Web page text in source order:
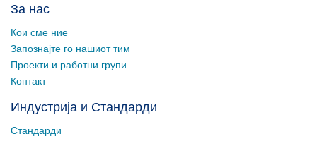
За нас
Кои сме ние
Запознајте го нашиот тим
Проекти и работни групи
Контакт
Индустрија и Стандарди
Стандарди